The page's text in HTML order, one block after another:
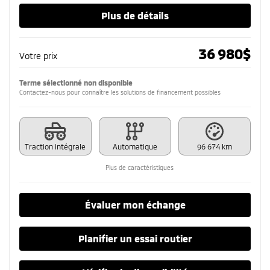
Plus de détails
Votre prix 36 980$
Terme sélectionné non disponible
Contactez-nous pour connaître les solutions de financement possibles
Traction intégrale Automatique 96 674 km
Plus de caractéristiques
Évaluer mon échange
Planifier un essai routier